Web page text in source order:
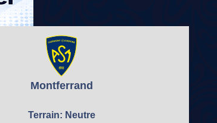
Montferrand
Terrain: Neutre